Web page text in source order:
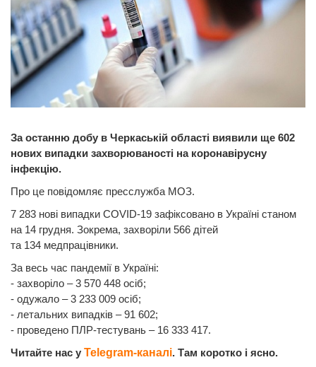
За останню добу в Черкаській області виявили ще 602
нових випадки захворюваності на коронавірусну
інфекцію.
Про це повідомляє пресслужба МОЗ.
7 283 нові випадки COVID-19 зафіксовано в Україні станом
на 14 грудня. Зокрема, захворіли 566 дітей
та 134 медпрацівники.
За весь час пандемії в Україні:
- захворіло – 3 570 448 осіб;
- одужало – 3 233 009 осіб;
- летальних випадків – 91 602;
- проведено ПЛР-тестувань – 16 333 417.
Читайте нас у Telegram-каналі. Там коротко і ясно.